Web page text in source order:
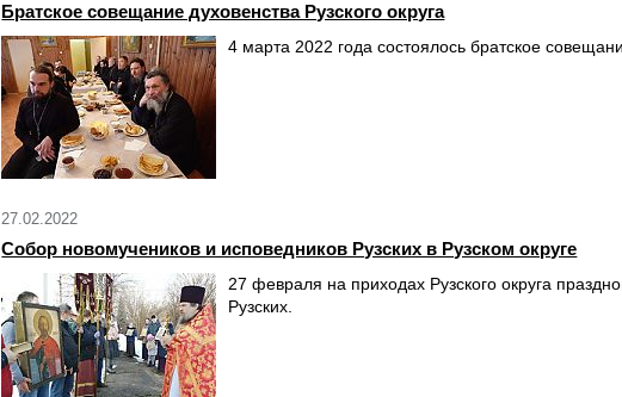
Братское совещание духовенства Рузского округа
4 марта 2022 года состоялось братское
27.02.2022
Собор новомучеников и исповедников Рузских в Рузском округе
27 февраля на приходах Рузского округа
Рузских.